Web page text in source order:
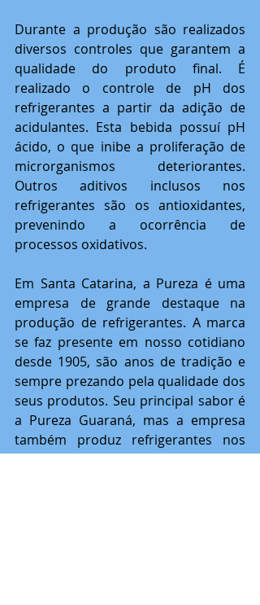
Durante a produção são realizados
diversos controles que garantem a
qualidade do produto final. É
realizado o controle de pH dos
refrigerantes a partir da adição de
acidulantes. Esta bebida possuí pH
ácido, o que inibe a proliferação de
microrganismos deteriorantes.
Outros aditivos inclusos nos
refrigerantes são os antioxidantes,
prevenindo a ocorrência de
processos oxidativos.
Em Santa Catarina, a Pureza é uma
empresa de grande destaque na
produção de refrigerantes. A marca
se faz presente em nosso cotidiano
desde 1905, são anos de tradição e
sempre prezando pela qualidade dos
seus produtos. Seu principal sabor é
a Pureza Guaraná, mas a empresa
também produz refrigerantes nos
sabores de laranja, limão, abacaxi e